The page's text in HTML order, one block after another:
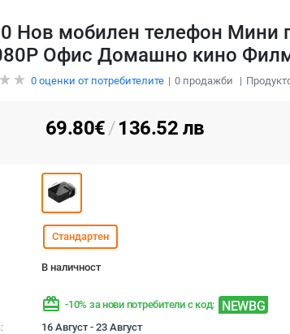
Нов мобилен телефон Мини
Офис Домашно кино
0оценки от потребителите 0продажби
69.80€/136.52 лв
Стандартен
В наличност
redeem -10% за нови потребители с код: NEWBG
16 Август - 23 Август